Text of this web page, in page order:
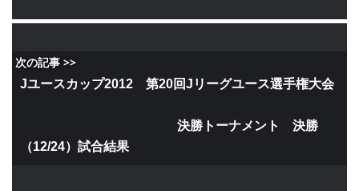
次の記事 >>
Jユースカップ2012 第20回Jリーグユース選手権大会
決勝トーナメント 決勝
（12/24）試合結果